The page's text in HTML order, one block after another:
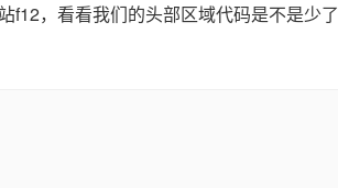
f12，看看我们的头部区域代码是不是少了